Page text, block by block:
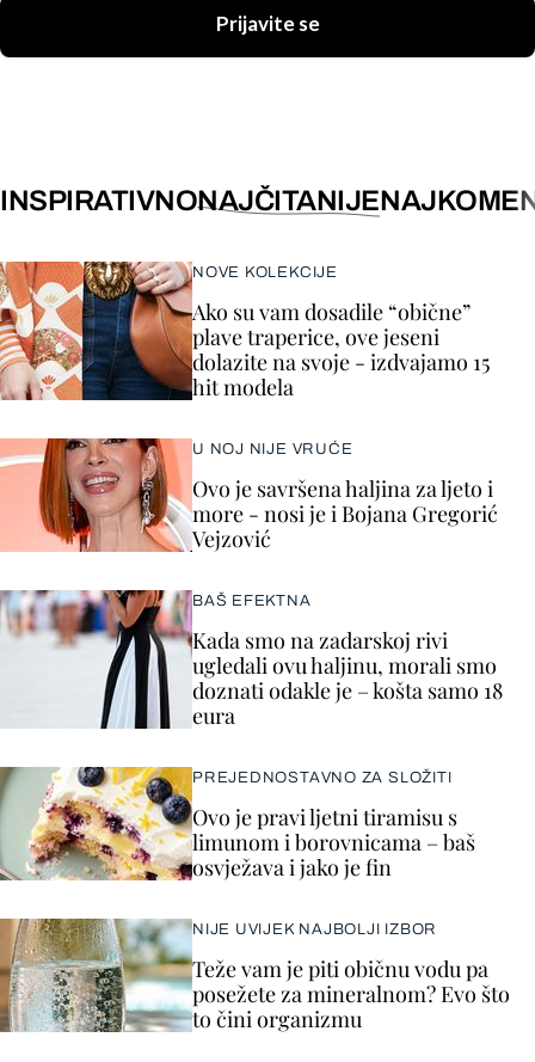
Prijavite se
INSPIRATIVNONAJČITANIJE
NOVE KOLEKCIJE
Ako su vam dosadile “obične”
plave traperice, ove jeseni
dolazite na svoje - izdvajamo 15
hit modela
U NOJ NIJE VRUĆE
Ovo je savršena haljina za ljeto i
more - nosi je i Bojana Gregorić
Vejzović
BAŠ EFEKTNA
Kada smo na zadarskoj rivi
ugledali ovu haljinu, morali smo
doznati odakle je – košta samo 18
eura
PREJEDNOSTAVNO ZA SLOŽITI
Ovo je pravi ljetni tiramisu s
limunom i borovnicama – baš
osvježava i jako je fin
NIJE UVIJEK NAJBOLJI IZBOR
Teže vam je piti običnu vodu pa
posežete za mineralnom? Evo što
to čini organizmu